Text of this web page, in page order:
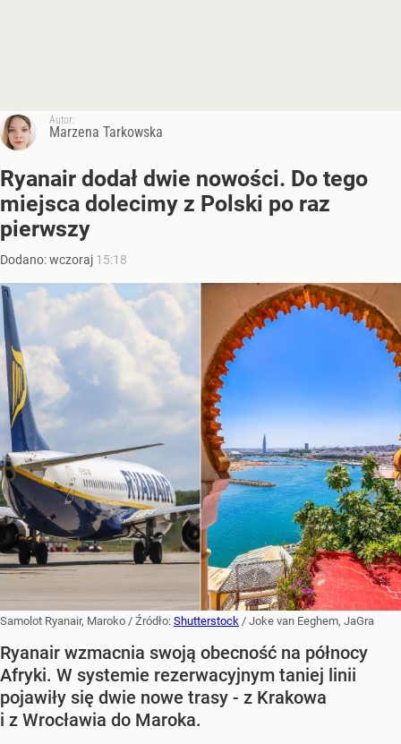
Autor:
Marzena Tarkowska
Ryanair dodał dwie nowości. Do tego
miejsca dolecimy z Polski po raz
pierwszy
Dodano:wczoraj 15:18
Samolot Ryanair, Maroko / Źródło: Shutterstock / Joke van Eeghem, JaGra
Ryanair wzmacnia swoją obecność na północy
Afryki. W systemie rezerwacyjnym taniej linii
pojawiły się dwie nowe trasy - z Krakowa
i z Wrocławia do Maroka.